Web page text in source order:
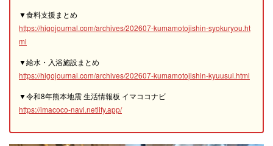
▼食料支援まとめ
https://higojournal.com/archives/202607-kumamotojishin-syokuryou.ht
ml
▼給水・入浴施設まとめ
https://higojournal.com/archives/202607-kumamotojishin-kyuusui.html
▼令和8年熊本地震 生活情報板 イマココナビ
https://imacoco-navi.netlify.app/